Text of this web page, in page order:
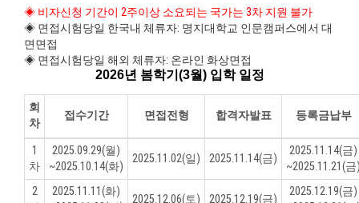
◈ 비자신청 기간이 2주이상 소요되는 국가는 3차 지원 불가
◈ 면접시험당일 한국내 체류자: 명지대학교 인문캠퍼스에서 대
면면접
◈ 면접시험당일 해외 체류자: 온라인 화상면접
2026년 봄학기(3월) 입학 일정
회
차
접수기간 면접전형 합격자발표 등록금납부
1
차
2025.09.29(월)
~2025.10.14(화)
2025.11.02(일) 2025.11.14(금)
2025.11.14(금)
~2025.11.21(
2
2025.11.11(화)
2025.12.06(토) 2025.12.19(금)
2025.12.19(금)